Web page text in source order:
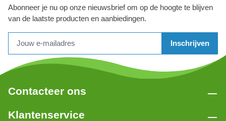
Abonneer je nu op onze nieuwsbrief om op de hoogte te blijven
van de laatste producten en aanbiedingen.
Inschrijven
Contacteer ons
Klantenservice